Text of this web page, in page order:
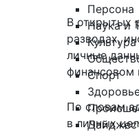
Персона
Наука и
Культура
Спорт
В открытых
разводах,
личные
финансовом
По словам
в личных